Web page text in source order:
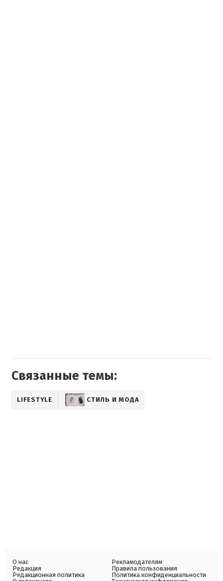
Связанные темы:
LIFESTYLE СТИЛЬ И МОДА
О нас
Редакция
Редакционная политика
Рекламодателям
Правила пользования
Политика конфиденциальности